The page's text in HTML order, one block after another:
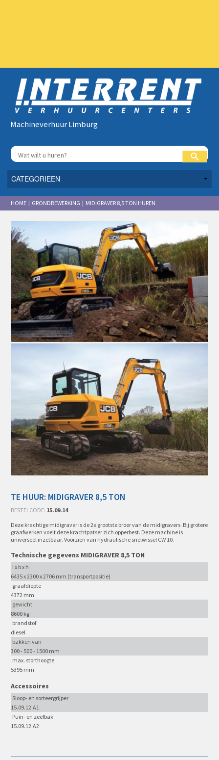
Machineverhuur Limburg
HOME | GRONDBEWERKING | MIDIGRAVER 8,5 TON HUREN
TE HUUR: MIDIGRAVER 8,5 TON
BESTELCODE: 15.09.14
Deze krachtige midigraver is de 2e grootste broer van de midigravers. Bij grotere
graafwerken voelt deze krachtpatser zich opperbest. Deze machine is
universeel inzetbaar. Voorzien van hydraulische snelwissel CW 10.
Technische gegevens MIDIGRAVER 8,5 TON
l x b x h
6435 x 2300 x 2706 mm (transportpositie)
graafdiepte
4372 mm
gewicht
8600 kg
brandstof
diesel
bakken van
300 - 500 - 1500 mm
max. storthoogte
5395 mm
Accessoires
Sloop- en sorteergrijper
15.09.12.A1
Puin- en zeefbak
15.09.12.A2